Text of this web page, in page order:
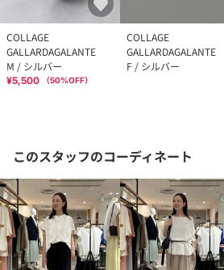
COLLAGE
GALLARDAGALANTE
M / シルバー
¥5,500 （50%OFF）
COLLAGE
GALLARDAGALANTE
F / シルバー
このスタッフのコーディネート